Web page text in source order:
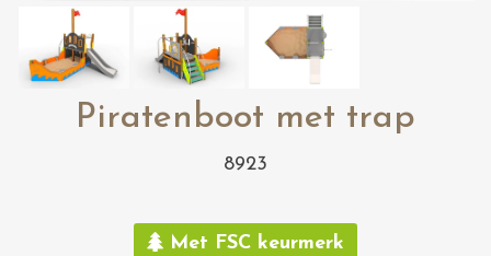
Piratenboot met trap
8923
Met FSC keurmerk